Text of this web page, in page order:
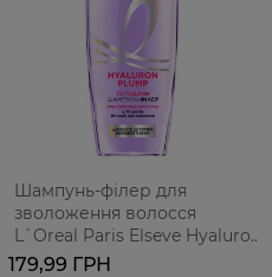
Шампунь-філер для
зволоження волосся
L`Oreal Paris Elseve Hyaluron
Plump 250 мл
179,99 ГРН